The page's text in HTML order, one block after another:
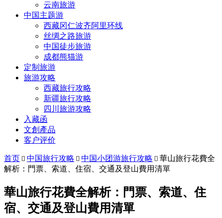
云南旅游
中国主题游
西藏冈仁波齐阿里环线
丝绸之路旅游
中国徒步旅游
成都熊猫游
定制旅游
旅游攻略
西藏旅行攻略
新疆旅行攻略
四川旅游攻略
入藏函
文創產品
客户评价
首页  中国旅行攻略  中国小团游旅行攻略  華山旅行花費全
解析：門票、索道、住宿、交通及登山費用清單
華山旅行花費全解析：門票、索道、住
宿、交通及登山費用清單